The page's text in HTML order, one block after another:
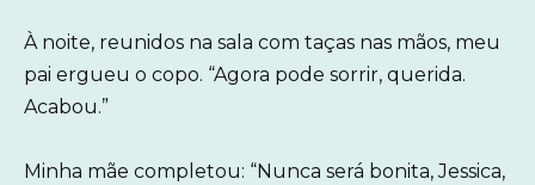
À noite, reunidos na sala com taças nas mãos, meu
pai ergueu o copo. “Agora pode sorrir, querida.
Acabou.”
Minha mãe completou: “Nunca será bonita, Jessica,